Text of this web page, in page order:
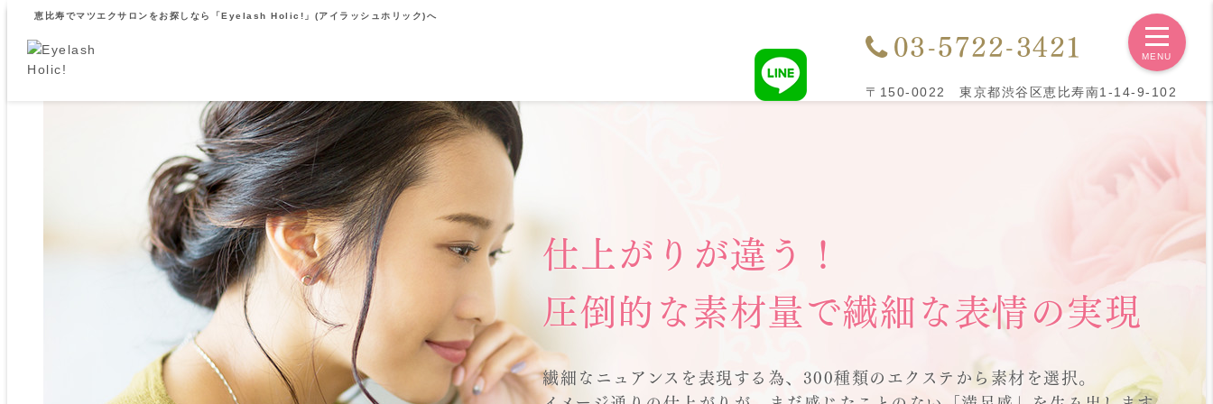
恵比寿でマツエクサロンをお探しなら「Eyelash Holic!」(アイラッシュホリック)へ
03-5722-3421
〒150-0022 東京都渋谷区恵比寿南1-14-9-102
仕上がりが違う！
圧倒的な素材量で繊細な表情の実現
繊細なニュアンスを表現する為、300種類のエクステから素材を選択。